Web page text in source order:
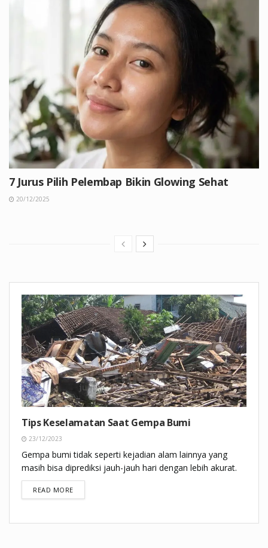
7 Jurus Pilih Pelembap Bikin Glowing Sehat
20/12/2025
Tips Keselamatan Saat Gempa Bumi
23/12/2023
Gempa bumi tidak seperti kejadian alam lainnya yang
masih bisa diprediksi jauh-jauh hari dengan lebih akurat.
READ MOREDETAILS